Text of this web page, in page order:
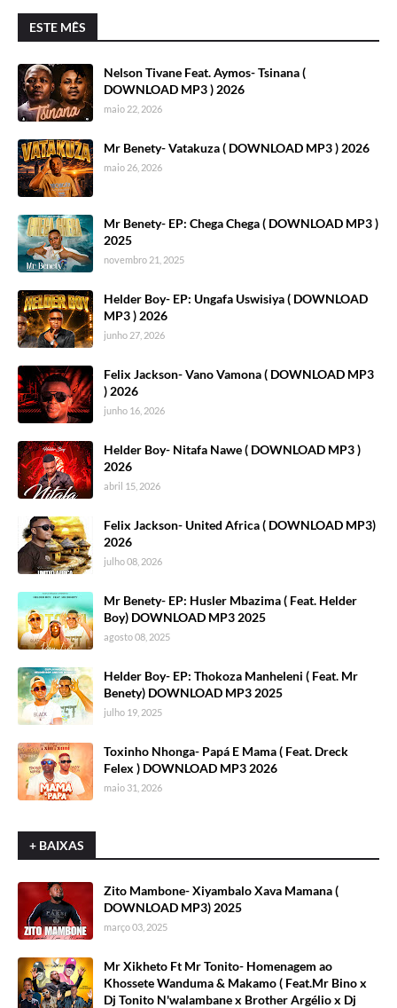
ESTE MÊS
Nelson Tivane Feat. Aymos- Tsinana (
DOWNLOAD MP3 ) 2026
maio 22, 2026
Mr Benety- Vatakuza ( DOWNLOAD MP3 ) 2026
maio 26, 2026
Mr Benety- EP: Chega Chega ( DOWNLOAD MP3 )
2025
novembro 21, 2025
Helder Boy- EP: Ungafa Uswisiya ( DOWNLOAD
MP3 ) 2026
junho 27, 2026
Felix Jackson- Vano Vamona ( DOWNLOAD MP3
) 2026
junho 16, 2026
Helder Boy- Nitafa Nawe ( DOWNLOAD MP3 )
2026
abril 15, 2026
Felix Jackson- United Africa ( DOWNLOAD MP3)
2026
julho 08, 2026
Mr Benety- EP: Husler Mbazima ( Feat. Helder
Boy) DOWNLOAD MP3 2025
agosto 08, 2025
Helder Boy- EP: Thokoza Manheleni ( Feat. Mr
Benety) DOWNLOAD MP3 2025
julho 19, 2025
Toxinho Nhonga- Papá E Mama ( Feat. Dreck
Felex ) DOWNLOAD MP3 2026
maio 31, 2026
+ BAIXAS
Zito Mambone- Xiyambalo Xava Mamana (
DOWNLOAD MP3) 2025
março 03, 2025
Mr Xikheto Ft Mr Tonito- Homenagem ao
Khossete Wanduma & Makamo ( Feat.Mr Bino x
Dj Tonito N'walambane x Brother Argélio x Dj